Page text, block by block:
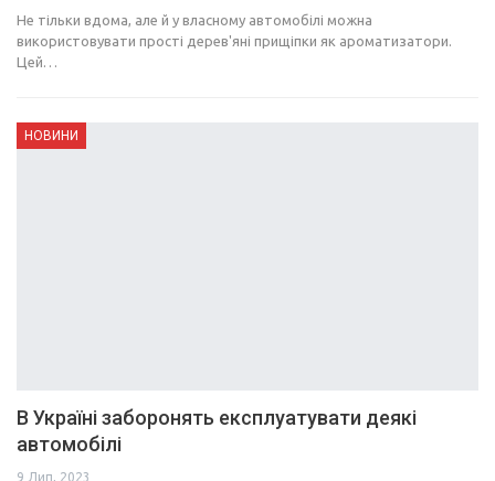
Не тільки вдома, але й у власному автомобілі можна
використовувати прості дерев'яні прищіпки як ароматизатори.
Цей…
НОВИНИ
В Україні заборонять експлуатувати деякі
автомобілі
9 Лип, 2023